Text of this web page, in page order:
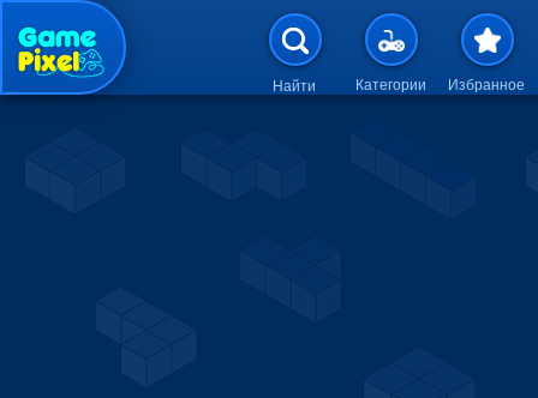
Перейти к основному
Найти Категории Избранное